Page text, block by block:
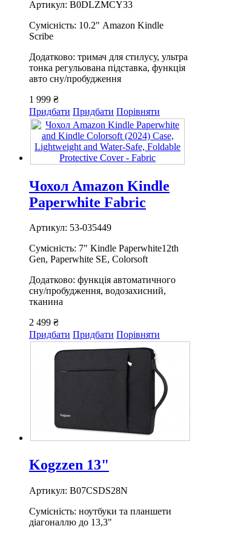
Артикул: B0DLZMCY33
Сумісність: 10.2" Amazon Kindle
Scribe
Додатково: тримач для стилусу, ультра
тонка регульована підставка, функція
авто сну/пробудження
1 999 ₴
Придбати Придбати Порівняти
Чохол Amazon Kindle
Paperwhite Fabric
Артикул: 53-035449
Сумісність: 7" Kindle Paperwhite12th
Gen, Paperwhite SE, Colorsoft
Додатково: функція автоматичного
сну/пробудження, водозахисний,
тканина
2 499 ₴
Придбати Придбати Порівняти
Kogzzen 13"
Артикул: B07CSDS28N
Сумісність: ноутбуки та планшети
діагоналлю до 13,3"